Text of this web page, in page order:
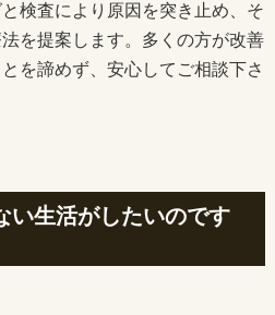
検査により原因を突き止め、そ
を提案します。多くの方が改善
を諦めず、安心してご相談下さ
い生活がしたいのです